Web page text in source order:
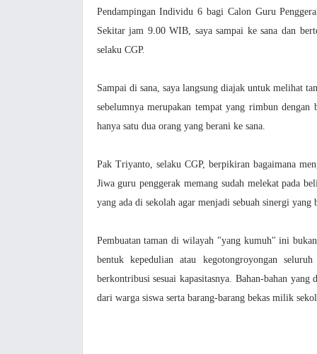
Pendampingan Individu 6 bagi Calon Guru
Sekitar jam 9.00 WIB, saya sampai ke sana dan
selaku CGP.
Sampai di sana, saya langsung diajak untuk melihat
sebelumnya merupakan tempat yang rimbun
hanya satu dua orang yang berani ke sana.
Pak Triyanto, selaku CGP, berpikiran bagaimana
Jiwa guru penggerak memang sudah melekat pada
yang ada di sekolah agar menjadi sebuah sinergi yang
Pembuatan taman di wilayah "yang kumuh" ini
bentuk kepedulian atau kegotongroyongan
berkontribusi sesuai kapasitasnya. Bahan-bahan
dari warga siswa serta barang-barang bekas milik